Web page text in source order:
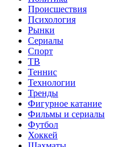
Происшествия
Психология
Рынки
Сериалы
Спорт
ТВ
Теннис
Технологии
Тренды
Фигурное катание
Фильмы и сериалы
Футбол
Хоккей